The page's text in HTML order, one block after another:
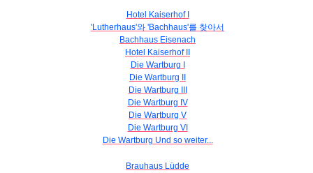
Hotel Kaiserhof I
'Lutherhaus'와 'Bachhaus'를 찾아서
Bachhaus Eisenach
Hotel Kaiserhof II
Die Wartburg I
Die Wartburg II
Die Wartburg III
Die Wartburg IV
Die Wartburg V
Die Wartburg VI
Die Wartburg Und so weiter...
Brauhaus Lüdde